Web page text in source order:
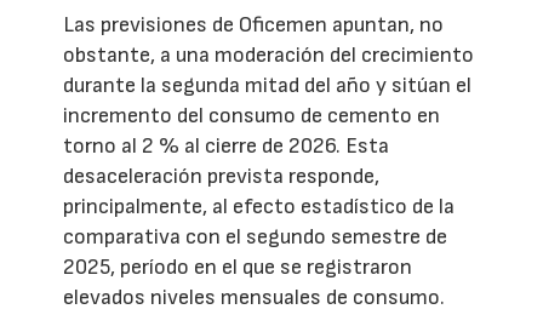
Las previsiones de Oficemen apuntan, no
obstante, a una moderación del crecimiento
durante la segunda mitad del año y sitúan el
incremento del consumo de cemento en
torno al 2 % al cierre de 2026. Esta
desaceleración prevista responde,
principalmente, al efecto estadístico de la
comparativa con el segundo semestre de
2025, período en el que se registraron
elevados niveles mensuales de consumo.